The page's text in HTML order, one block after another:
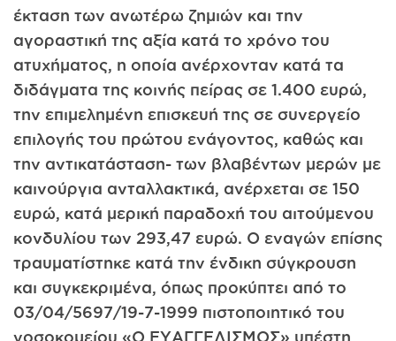
έκταση των ανωτέρω ζημιών και την
αγοραστική της αξία κατά το χρόνο του
ατυχήματος, η οποία ανέρχονταν κατά τα
διδάγματα της κοινής πείρας σε 1.400 ευρώ,
την επιμελημένη επισκευή της σε συνεργείο
επιλογής του πρώτου ενάγοντος, καθώς και
την αντικατάσταση- των βλαβέντων μερών με
καινούργια ανταλλακτικά, ανέρχεται σε 150
ευρώ, κατά μερική παραδοχή του αιτούμενου
κονδυλίου των 293,47 ευρώ. Ο εναγών επίσης
τραυματίστηκε κατά την ένδικη σύγκρουση
και συγκεκριμένα, όπως προκύπτει από το
03/04/5697/19-7-1999 πιστοποιητικό του
νοσοκομείου «Ο ΕΥΑΓΓΕΛΙΣΜΟΣ» υπέστη